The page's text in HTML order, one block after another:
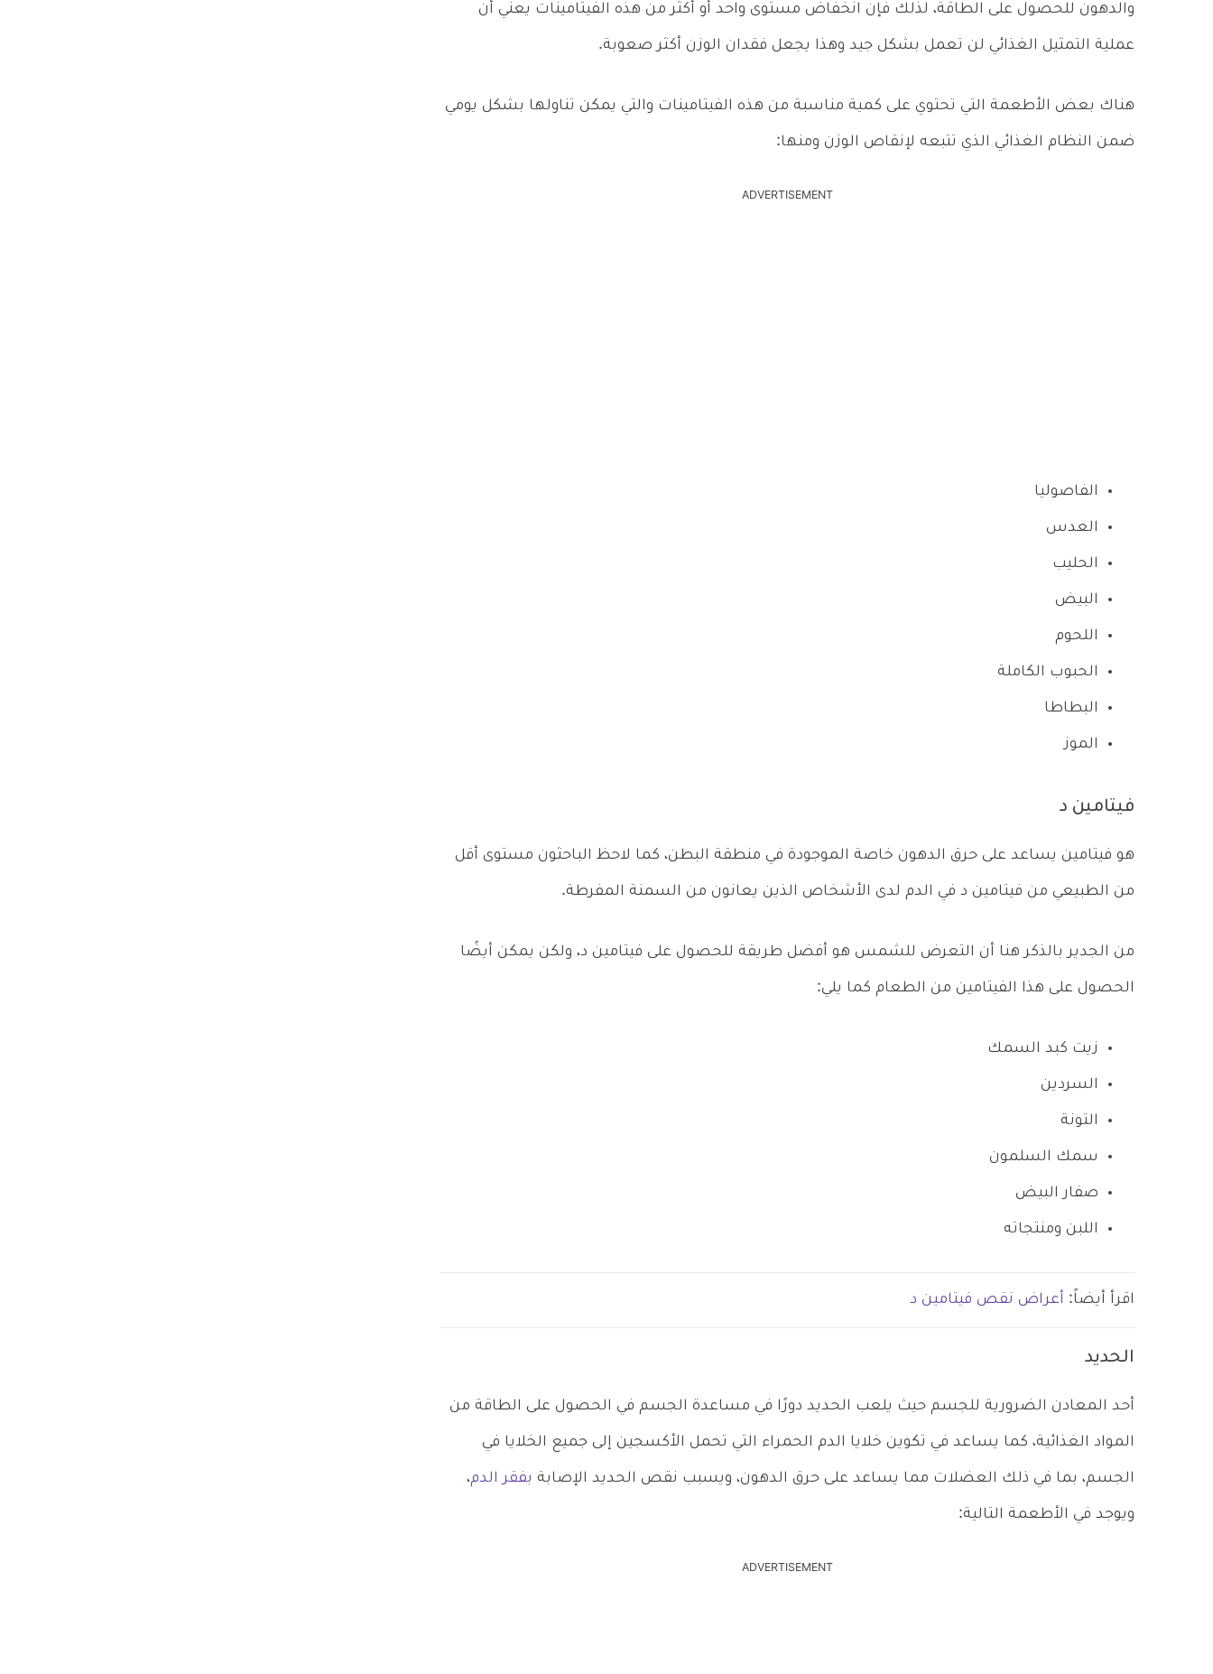
والدهون للحصول على الطاقة، لذلك فإن انخفاض مستوى واحد أو أكثر من هذه الفيتامينات يعني أن
عملية التمثيل الغذائي لن تعمل بشكل جيد وهذا يجعل فقدان الوزن أكثر صعوبة.
هناك بعض الأطعمة التي تحتوي على كمية مناسبة من هذه الفيتامينات والتي يمكن تناولها بشكل يومي
ضمن النظام الغذائي الذي تتبعه لإنقاص الوزن ومنها:
ADVERTISEMENT
الفاصوليا
العدس
الحليب
البيض
اللحوم
الحبوب الكاملة
البطاطا
الموز
فيتامين د
هو فيتامين يساعد على حرق الدهون خاصة الموجودة في منطقة البطن، كما لاحظ الباحثون مستوى أقل
من الطبيعي من فيتامين د في الدم لدى الأشخاص الذين يعانون من السمنة المفرطة.
من الجدير بالذكر هنا أن التعرض للشمس هو أفضل طريقة للحصول على فيتامين د، ولكن يمكن أيضًا
الحصول على هذا الفيتامين من الطعام كما يلي:
زيت كبد السمك
السردين
التونة
سمك السلمون
صفار البيض
اللبن ومنتجاته
اقرأ أيضاً: أعراض نقص فيتامين د
الحديد
أحد المعادن الضرورية للجسم حيث يلعب الحديد دورًا في مساعدة الجسم في الحصول على الطاقة من
المواد الغذائية، كما يساعد في تكوين خلايا الدم الحمراء التي تحمل الأكسجين إلى جميع الخلايا في
الجسم، بما في ذلك العضلات مما يساعد على حرق الدهون، ويسبب نقص الحديد الإصابة بفقر الدم،
ويوجد في الأطعمة التالية:
ADVERTISEMENT